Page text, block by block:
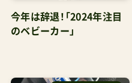
今年は辞退！「2024年注目
のベビーカー」